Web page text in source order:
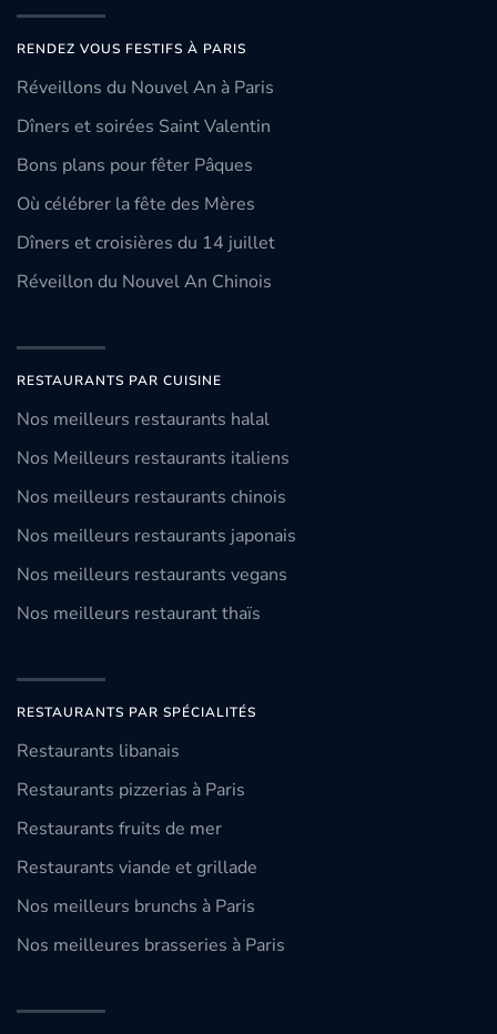
RENDEZ VOUS FESTIFS À PARIS
Réveillons du Nouvel An à Paris
Dîners et soirées Saint Valentin
Bons plans pour fêter Pâques
Où célébrer la fête des Mères
Dîners et croisières du 14 juillet
Réveillon du Nouvel An Chinois
RESTAURANTS PAR CUISINE
Nos meilleurs restaurants halal
Nos Meilleurs restaurants italiens
Nos meilleurs restaurants chinois
Nos meilleurs restaurants japonais
Nos meilleurs restaurants vegans
Nos meilleurs restaurant thaïs
RESTAURANTS PAR SPÉCIALITÉS
Restaurants libanais
Restaurants pizzerias à Paris
Restaurants fruits de mer
Restaurants viande et grillade
Nos meilleurs brunchs à Paris
Nos meilleures brasseries à Paris